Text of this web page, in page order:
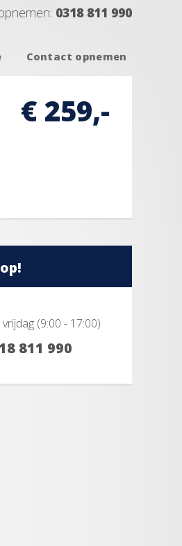
0318 811 990
Contact opnemen
€ 259,-
(9:00 - 17:00)
811 990